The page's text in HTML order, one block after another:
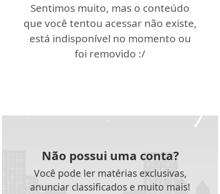
Sentimos muito, mas o conteúdo
que você tentou acessar não existe,
está indisponível no momento ou
foi removido :/
Não possui uma conta?
Você pode ler matérias exclusivas,
anunciar classificados e muito mais!